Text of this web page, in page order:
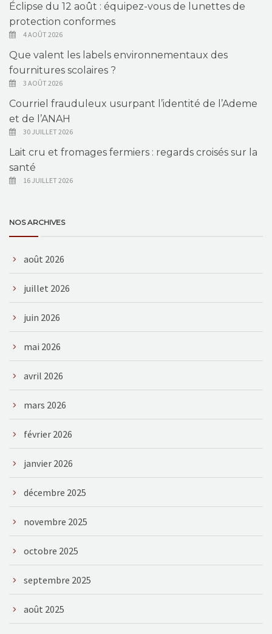
Éclipse du 12 août : équipez-vous de lunettes de
protection conformes
4 AOÛT 2026
Que valent les labels environnementaux des
fournitures scolaires ?
3 AOÛT 2026
Courriel frauduleux usurpant l’identité de l’Ademe
et de l’ANAH
30 JUILLET 2026
Lait cru et fromages fermiers : regards croisés sur la
santé
16 JUILLET 2026
NOS ARCHIVES
août 2026
juillet 2026
juin 2026
mai 2026
avril 2026
mars 2026
février 2026
janvier 2026
décembre 2025
novembre 2025
octobre 2025
septembre 2025
août 2025